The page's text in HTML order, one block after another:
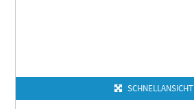
SCHNELLANSICHT